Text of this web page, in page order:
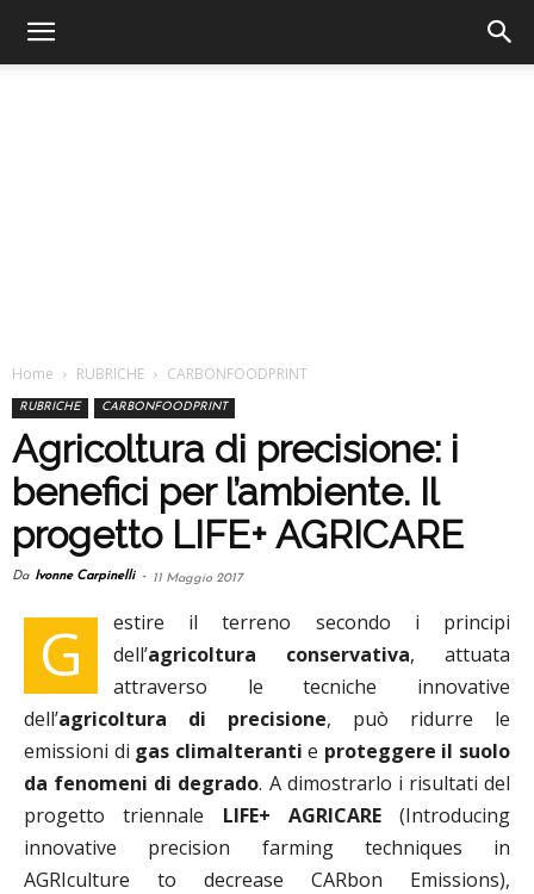
Home RUBRICHE CARBONFOODPRINT
RUBRICHE CARBONFOODPRINT
Agricoltura di precisione: i
benefici per l’ambiente. Il
progetto LIFE+ AGRICARE
Da Ivonne Carpinelli - 11 Maggio 2017
G
estire il terreno secondo i principi
dell’agricoltura conservativa, attuata
attraverso le tecniche innovative
dell’agricoltura di precisione, può ridurre le
emissioni di gas climalteranti e proteggere il suolo
da fenomeni di degrado. A dimostrarlo i risultati del
progetto triennale LIFE+ AGRICARE(Introducing
innovative precision farming techniques in
AGRIculture to decrease CARbon Emissions),